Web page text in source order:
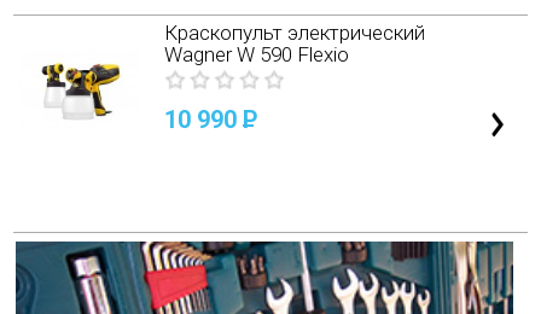
Краскопульт электрический
Wagner W 590 Flexio
10 990P